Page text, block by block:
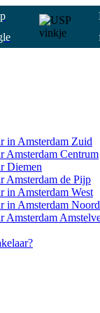
in Amsterdam Zuid
Amsterdam Centrum
Diemen
Amsterdam de Pijp
in Amsterdam West
in Amsterdam Noord
Amsterdam